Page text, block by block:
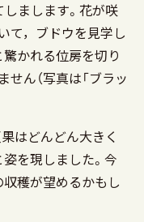
まします。花が咲
て，ブドウを見学し
驚かれる位房を切り
ん（写真は「ブラッ
はどんどん大きく
を現しました。今
穫が望めるかもし